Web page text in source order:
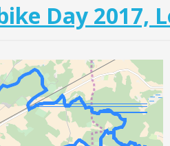
Day 2017,